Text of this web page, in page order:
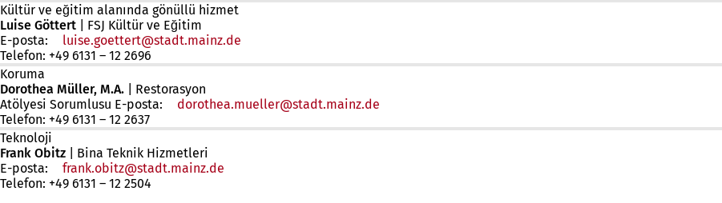
Kültür ve eğitim alanında gönüllü hizmet
Luise Göttert
FSJ Kültür ve Eğitim
E-posta:
luise.goettert stadt.mainz de
Telefon: +49 6131 – 12 2696
Koruma
Dorothea Müller, M.A.
| Restorasyon
Atölyesi Sorumlusu E-posta:
dorothea.mueller stadt.mainz de
Telefon: +49 6131 – 12 2637
Teknoloji
Frank Obitz | Bina Teknik Hizmetleri
E-posta:
frank.obitz stadt.mainz de
Telefon: +49 6131 – 12 2504